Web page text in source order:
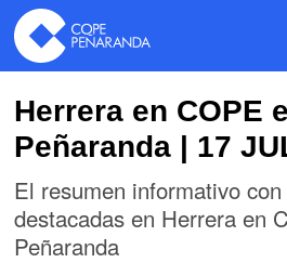
Herrera en COPE
Peñaranda | 17
El resumen informativo
destacadas en Herrera en
Peñaranda